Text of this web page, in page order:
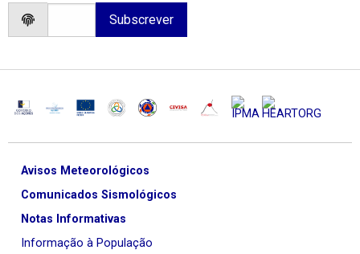
Avisos Meteorológicos
Comunicados Sismológicos
Notas Informativas
Informação à População